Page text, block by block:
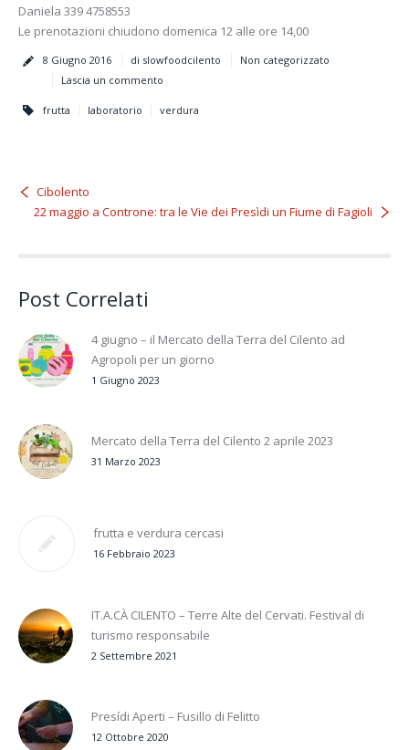
Daniela 339 4758553
Le prenotazioni chiudono domenica 12 alle ore 14,00
8 Giugno 2016 di slowfoodcilento
Non categorizzato
Lascia un commento
frutta laboratorio verdura
Cibolento
22 maggio a Controne: tra le Vie dei Presìdi un Fiume di Fagioli
Post Correlati
4 giugno – il Mercato della Terra del Cilento ad
Agropoli per un giorno
1 Giugno 2023
Mercato della Terra del Cilento 2 aprile 2023
31 Marzo 2023
frutta e verdura cercasi
16 Febbraio 2023
IT.A.CÀ CILENTO – Terre Alte del Cervati. Festival di
turismo responsabile
2 Settembre 2021
Presídi Aperti – Fusillo di Felitto
12 Ottobre 2020